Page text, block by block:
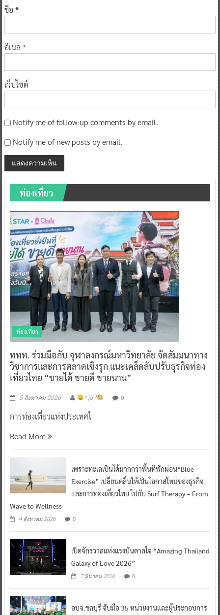
ชื่อ *
อีเมล *
เว็บไซต์
Notify me of follow-up comments by email.
Notify me of new posts by email.
ท่องเที่ยว
ท่องเที่ยว
ททท. ร่วมมือกับ จุฬาลงกรณ์มหาวิทยาลัย จัดสัมมนาทาง
วิชาการและการตลาดเชิงรุก แนะเคล็ดลับปรับธุรกิจท่อง
เที่ยวไทย “ขายได้ ขายดี ขายนาน”
5 สิงหาคม 2026 ^ jo ^ 0
การท่องเที่ยวแห่งประเทศไ
Read More
เพราะทะเลเป็นได้มากกว่าพื้นที่พักผ่อน“Blue
Exercise” เปลี่ยนคลื่นให้เป็นโอกาสใหม่ของธุรกิจ
และการท่องเที่ยวไทย ไปกับ Surf Therapy – From
Wave to Wellness
4 สิงหาคม 2026 0
เปิดจักรวาลแห่งแรงบันดาลใจ “Amazing Thailand
Galaxy of Love 2026”
7 มีนาคม 2026 0
อบจ.ชลบุรี จับมือ 35 หน่วยงานและผู้ประกอบการ